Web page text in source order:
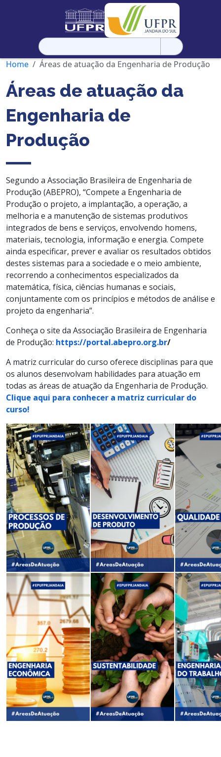
Pesquisar
por:
Home
Áreas de atuação da Engenharia de Produção
Áreas de atuação da
Engenharia de
Produção
Segundo a Associação Brasileira de Engenharia de
Produção (ABEPRO), “Compete a Engenharia de
Produção o projeto, a implantação, a operação, a
melhoria e a manutenção de sistemas produtivos
integrados de bens e serviços, envolvendo homens,
materiais, tecnologia, informação e energia. Compete
ainda especificar, prever e avaliar os resultados obtidos
destes sistemas para a sociedade e o meio ambiente,
recorrendo a conhecimentos especializados da
matemática, física, ciências humanas e sociais,
conjuntamente com os princípios e métodos de análise e
projeto da engenharia”.
Conheça o site da Associação Brasileira de Engenharia
de Produção: https://portal.abepro.org.br/
A matriz curricular do curso oferece disciplinas para que
os alunos desenvolvam habilidades para atuação em
todas as áreas de atuação da Engenharia de Produção.
Clique aqui para conhecer a matriz curricular do
curso!